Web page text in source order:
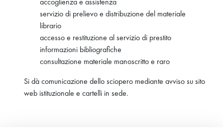
servizio di prelievo e distribuzione del materiale
librario
accesso e restituzione al servizio di prestito
informazioni bibliografiche
consultazione materiale manoscritto e raro
Si dà comunicazione dello sciopero mediante avviso su sito
web istituzionale e cartelli in sede.